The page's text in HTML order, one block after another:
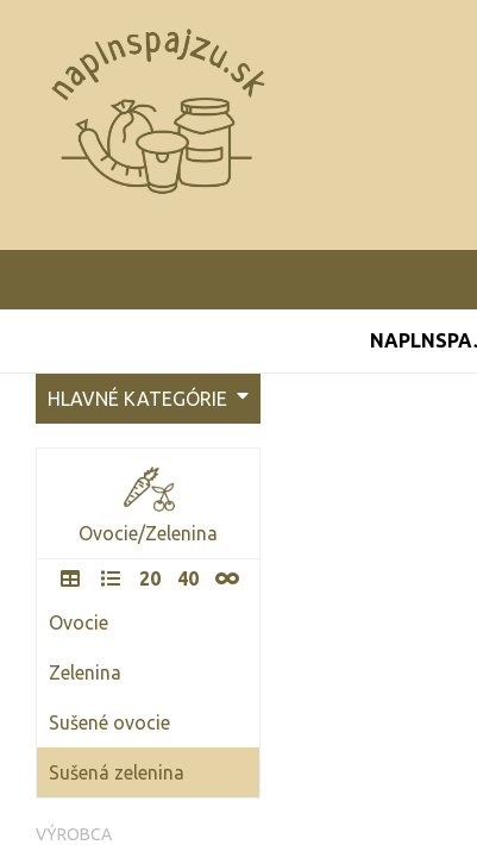
HLAVNÉ KATEGÓRIE
Ovocie/Zelenina
20 40
Ovocie
Zelenina
Sušené ovocie
Sušená zelenina
VÝROBCA